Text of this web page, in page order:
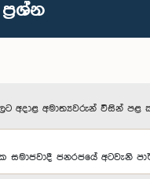
අදාළ අමාත්‍යවරුන් විසින්